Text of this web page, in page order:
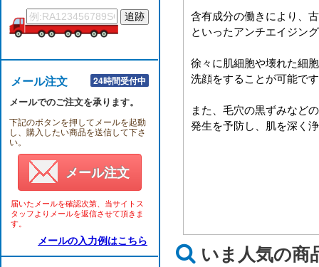
メール注文 24時間受付中
メールでのご注文を承ります。
下記のボタンを押してメールを起動
し、購入したい商品を送信して下さ
い。
メール注文
届いたメールを確認次第、当サイトス
タッフよりメールを返信させて頂きま
す。
メールの入力例はこちら
含有成分の働きにより、
といったアンチエイジン
徐々に肌細胞や壊れた細
洗顔をすることが可能で
また、毛穴の黒ずみなど
発生を予防し、肌を深く
いま人気の商